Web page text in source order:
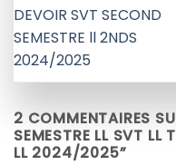
DEVOIR SVT SECOND
SEMESTRE ll 2NDS
2024/2025
2 COMMENTAIRES
SEMESTRE LL SVT LL
LL 2024/2025”